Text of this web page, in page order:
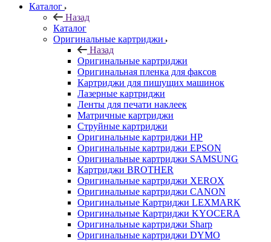
Каталог
Назад
Каталог
Оригинальные картриджи
Назад
Оригинальные картриджи
Оригинальная пленка для факсов
Картриджи для пишущих машинок
Лазерные картриджи
Ленты для печати наклеек
Матричные картриджи
Струйные картриджи
Оригинальные картриджи HP
Оригинальные картриджи EPSON
Оригинальные картриджи SAMSUNG
Картриджи BROTHER
Оригинальные картриджи XEROX
Оригинальные картриджи CANON
Оригинальные Картриджи LEXMARK
Оригинальные Картриджи KYOCERA
Оригинальные картриджи Sharp
Оригинальные картриджи DYMO